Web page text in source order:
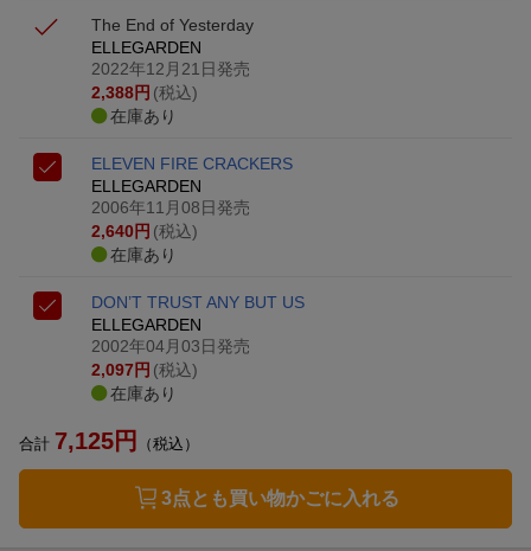
The End of Yesterday
ELLEGARDEN
2022年12月21日発売
2,388円 (税込)
在庫あり
ELEVEN FIRE CRACKERS
ELLEGARDEN
2006年11月08日発売
2,640円 (税込)
在庫あり
DON’T TRUST ANY BUT US
ELLEGARDEN
2002年04月03日発売
2,097 円 (税込)
在庫あり
合計 7,125円 （税込）
3点とも買い物かごに入れる